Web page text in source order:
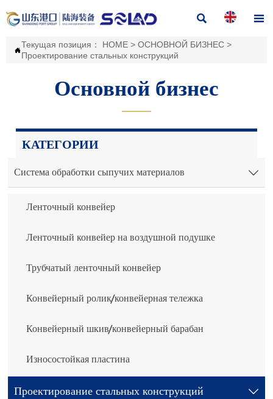
 

Текущая позиция： HOME> ОСНОВНОЙ БИЗНЕС>
Проектирование стальных конструкций
Основной бизнес
———
КАТЕГОРИИ
Система обработки сыпучих материалов 
Ленточный конвейер
Ленточный конвейер на воздушной подушке
Трубчатый ленточный конвейер
Конвейерный ролик/конвейерная тележка
Конвейерный шкив/конвейерный барабан
Износостойкая пластина
Проектирование стальных конструкций 